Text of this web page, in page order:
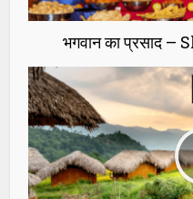
भगवान का प्रसाद